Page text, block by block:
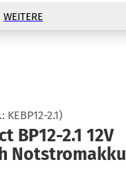
erstellen
vergessen?
WEITERE
KEBP12-2.1)
BP12-​2.1 12V
Not­strom­ak­ku